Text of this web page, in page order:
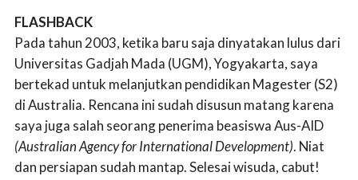
FLASHBACK
Pada tahun 2003, ketika baru saja dinyatakan lulus dari
Universitas Gadjah Mada (UGM), Yogyakarta, saya
bertekad untuk melanjutkan pendidikan Magester (S2)
di Australia. Rencana ini sudah disusun matang karena
saya juga salah seorang penerima beasiswa Aus-AID
(Australian Agency for International Development). Niat
dan persiapan sudah mantap. Selesai wisuda, cabut!